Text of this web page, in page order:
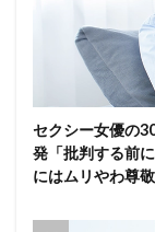
セクシー女優の
発「批判する前
にはムリやわ尊敬